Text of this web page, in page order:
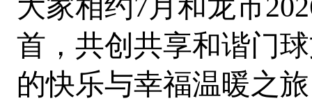
大家相约7月和龙市
首，共创共享和谐门
的快乐与幸福温暖之